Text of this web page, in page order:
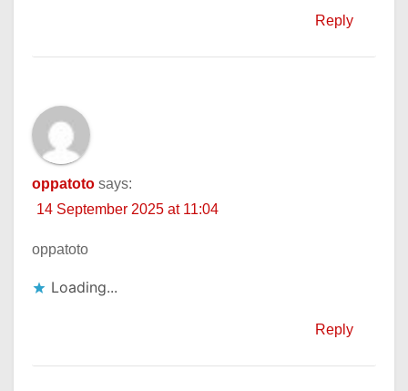
Reply
oppatoto says:
14 September 2025 at 11:04
oppatoto
Loading...
Reply